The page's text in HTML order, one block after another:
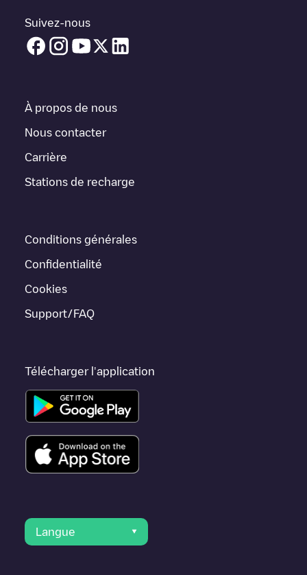
véhicules électriques à proximité, ainsi que leur emplacement
dans un parking, en surface et leur distance en KM.
Stichting Pré Wonenest disponible, ainsi que l'itinéraire pour s'y
rendre, le prix de la recharge de cette borne et les instructions
nécessaires pour que vous puissiez facilement recharger votre
VelserbroekStichting Pré Wonen
Si ce chargeurVelserbroekne convient pas à votre voiture, il
chargeurs dansVelserbroek
telles que
sont proches et se trouvent dans
Suivez-nous
À propos de nous
Nous contacter
Carrière
Stations de recharge
Conditions générales
Confidentialité
Cookies
Support/FAQ
Télécharger l'application
Langue